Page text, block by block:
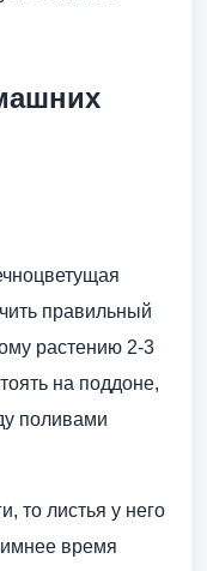
правильный
растению 2-3
на поддоне,
поливами
то листья у него
время